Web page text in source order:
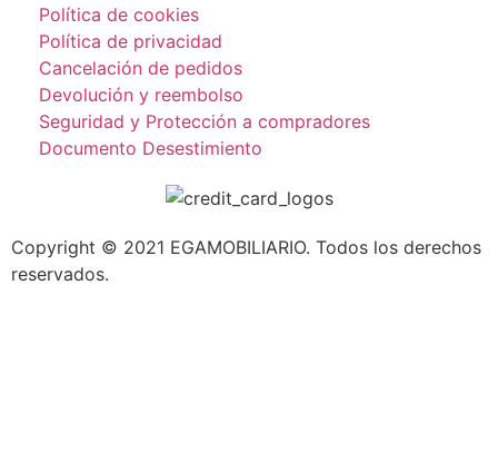
Política de cookies
Política de privacidad
Cancelación de pedidos
Devolución y reembolso
Seguridad y Protección a compradores
Documento Desestimiento
Copyright © 2021 EGAMOBILIARIO. Todos los derechos
reservados.